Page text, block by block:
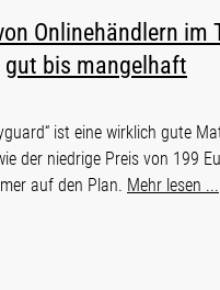
Onlinehändlern im
gut bis mangelhaft
ist eine wirklich gute
der niedrige Preis von 199
auf den Plan. Mehr lesen ...